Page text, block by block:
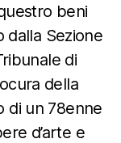
beni
dalla Sezione
di
della
di un 78enne
d’arte e